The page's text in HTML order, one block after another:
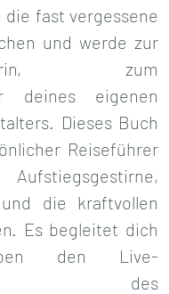
die fast vergessene
und werde zur
zum
deines eigenen
Dieses Buch
Reiseführer
die kraftvollen
Es begleitet dich
den Live-
des